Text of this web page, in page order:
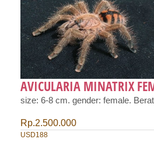
AVICULARIA MINATRIX
size: 6-8 cm. gender: female.
Rp.2.500.000
USD188